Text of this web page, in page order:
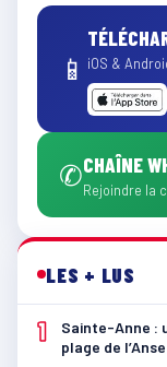
📱 iOS &
✆CHAÎNE
Rejoindre la
LES + LUS
1
Sainte-Anne :
plage de